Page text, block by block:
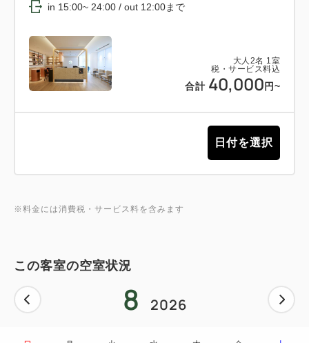
大人 2名 1 室
税・サービス料込
合計 40,000 円~
in 15:00~ 24:00 / out 12:00まで
日付を選択
※料金には消費税・サービス料を含みます
この客室の空室状況
8 2026